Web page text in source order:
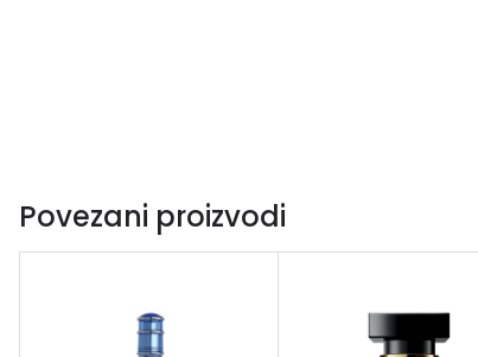
Povezani proizvodi